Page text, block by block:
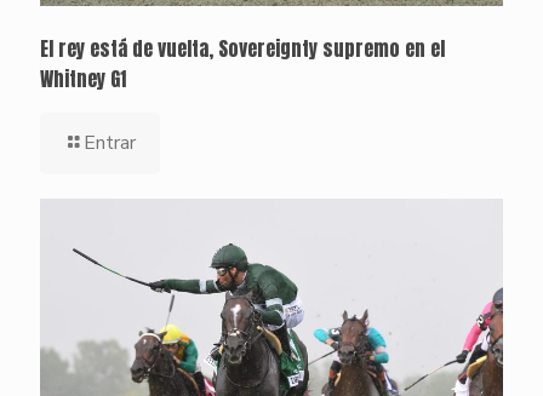
El rey está de vuelta, Sovereignty supremo en el
Whitney G1
Entrar